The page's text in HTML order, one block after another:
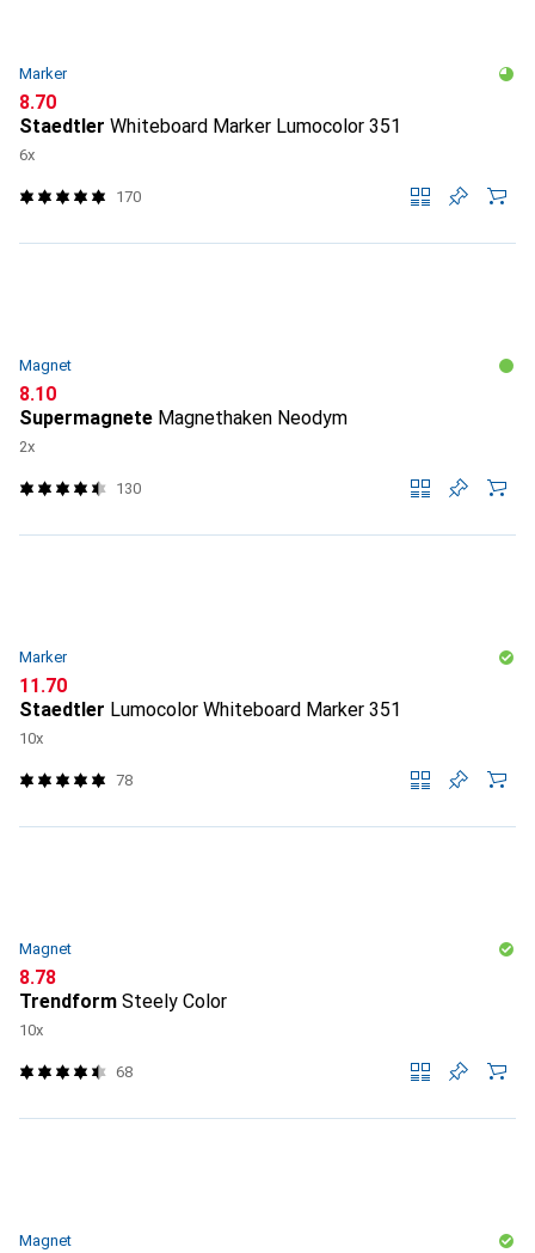
Marker
CHF
8.70
Staedtler Whiteboard Marker Lumocolor 351
6x
170
Magnet
CHF
8.10
Supermagnete Magnethaken Neodym
2x
130
Marker
CHF
11.70
Staedtler Lumocolor Whiteboard Marker 351
10x
78
Magnet
CHF
8.78
Trendform Steely Color
10x
68
Magnet